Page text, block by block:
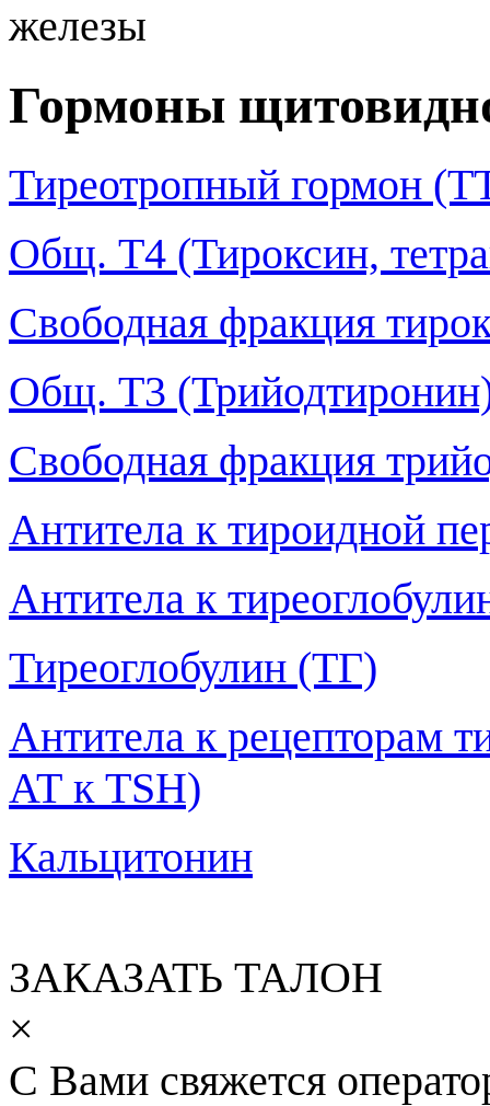
железы
Гормоны
Тиреотропный гормон
Общ. Т4 (Тироксин,
Свободная фракция
Общ. Т3
Свободная фракция
Антитела к тироидной
Антитела к
Тиреоглобулин (ТГ)
Антитела к рецепторам
АТ к TSH)
Кальцитонин
ЗАКАЗАТЬ ТАЛОН
×
С Вами свяжется